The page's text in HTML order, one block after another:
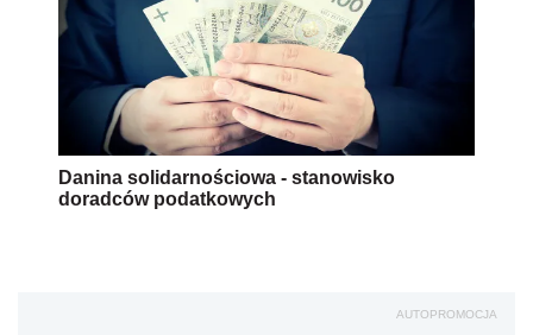
Danina solidarnościowa - stanowisko
doradców podatkowych
AUTOPROMOCJA